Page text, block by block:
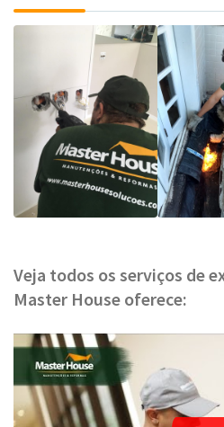
Veja todos os serviços de
Master House oferece: